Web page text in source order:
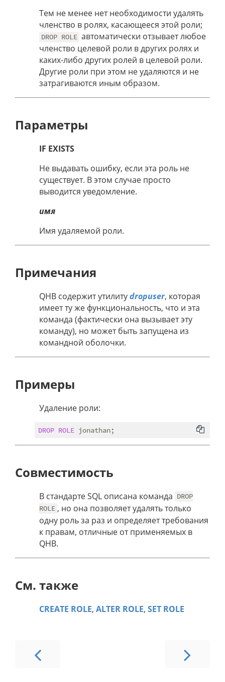
Тем не менее нет необходимости удалять
членство в ролях, касающееся этой роли;
DROP ROLE автоматически отзывает любое
членство целевой роли в других ролях и
каких-либо других ролей в целевой роли.
Другие роли при этом не удаляются и не
затрагиваются иным образом.
Параметры
IF EXISTS
Не выдавать ошибку, если эта роль не
существует. В этом случае просто
выводится уведомление.
имя
Имя удаляемой роли.
Примечания
QHB содержит утилитуdropuser, которая
имеет ту же функциональность, что и эта
команда (фактически она вызывает эту
команду), но может быть запущена из
командной оболочки.
Примеры
Удаление роли:
DROP ROLE
Совместимость
В стандарте SQL описана команда DROP
ROLE , но она позволяет удалять только
одну роль за раз и определяет требования
к правам, отличные от применяемых в
QHB.
См. также
CREATE ROLE, ALTER ROLE, SET ROLE